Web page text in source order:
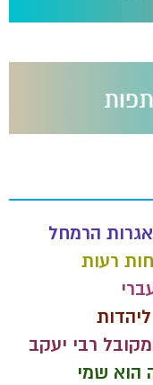
אגרות הרמחל
רעות
רבי יעקב
הוא שמי